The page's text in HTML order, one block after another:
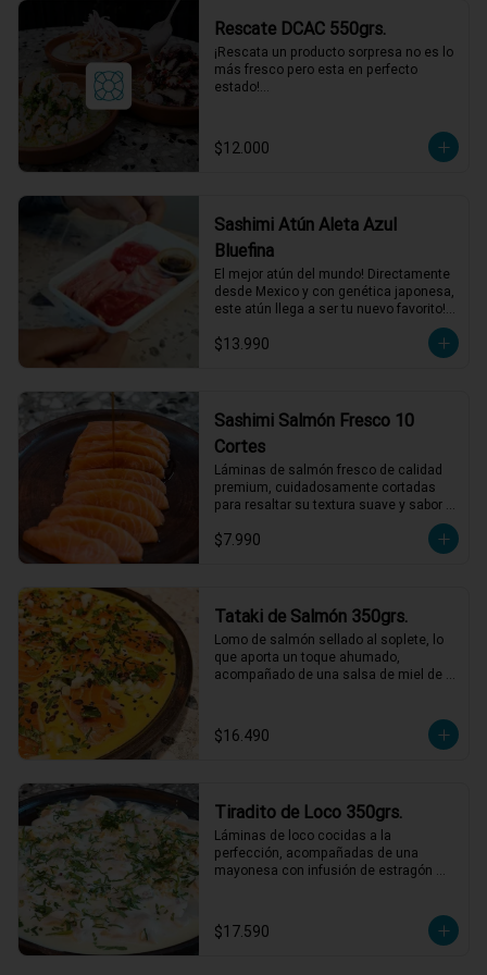
Rescate DCAC 550grs.
¡Rescata un producto sorpresa no es lo
más fresco pero esta en perfecto
estado!
caducidad el mismo día o al día
siguiente.
$12.000
Sashimi Atún Aleta Azul
Bluefina
El mejor atún del mundo! Directamente
desde Mexico y con genética japonesa,
este atún llega a ser tu nuevo favorito!
seleccionados.
$13.990
Sashimi Salmón Fresco 10
Cortes
Láminas de salmón fresco de calidad
premium, cuidadosamente cortadas
para resaltar su textura suave y sabor
natural. Perfecto para disfrutar solo o
acompañado de salsa de soya.
$7.990
Tataki de Salmón 350grs.
Lomo de salmón sellado al soplete, lo
que aporta un toque ahumado,
acompañado de una salsa de miel de
maracuyá y sesamo tostadas.
$16.490
Tiradito de Loco 350grs.
Láminas de loco cocidas a la
perfección, acompañadas de una
mayonesa con infusión de estragón
lleno de sabor y tradición. ¡Un platillo
que no te querrás perder! 🍽️🌿
$17.590